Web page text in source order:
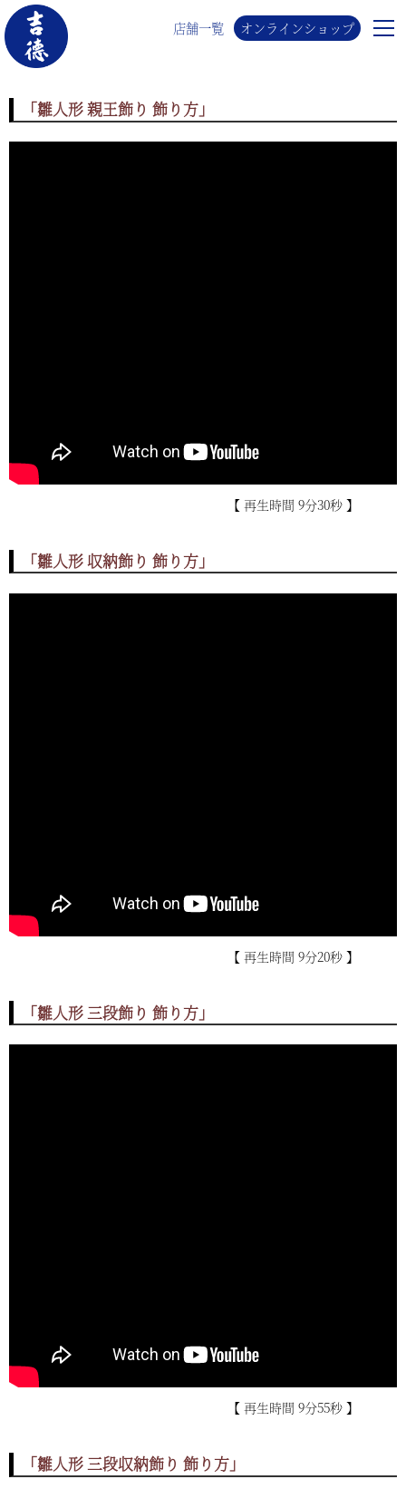
店舗一覧 オンラインショップ
「雛人形 親王飾り 飾り方」
【 再生時間 9分30秒 】
「雛人形 収納飾り 飾り方」
【 再生時間 9分20秒 】
「雛人形 三段飾り 飾り方」
【 再生時間 9分55秒 】
「雛人形 三段収納飾り 飾り方」